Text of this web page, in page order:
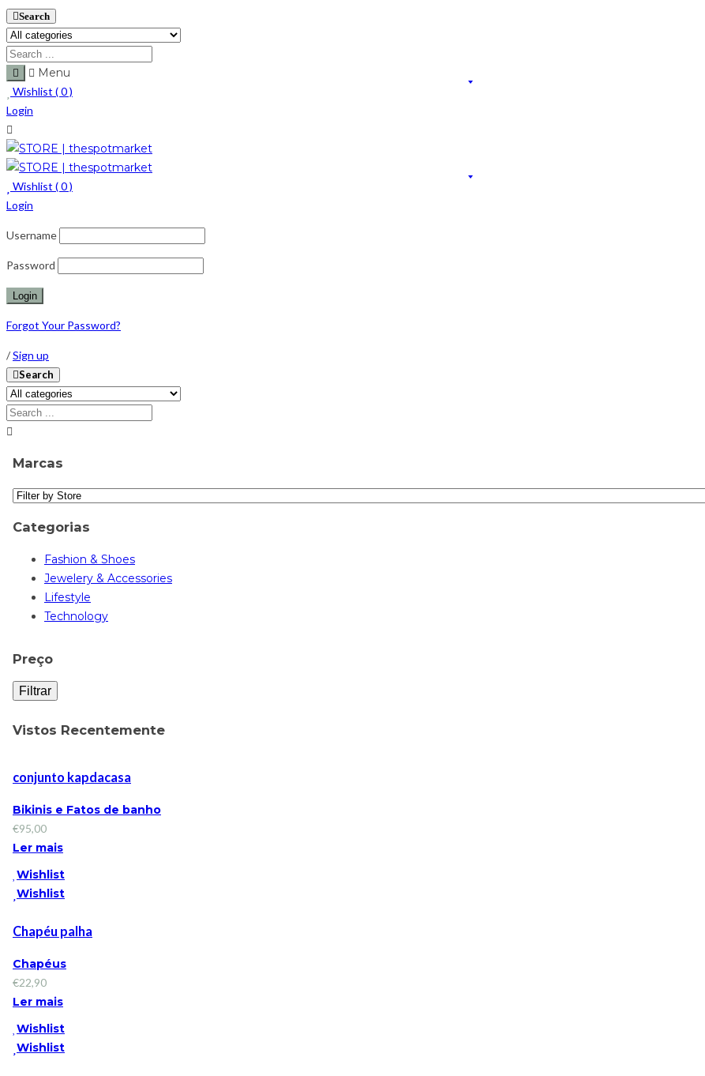
Search
Menu
Wishlist (0)
Login
Wishlist (0)
Login
Username
Password
Forgot Your Password?
/Sign up
Search
Marcas
Categorias
Fashion & Shoes
Jewelery & Accessories
Lifestyle
Technology
Preço
Filtrar
Vistos Recentemente
conjunto kapdacasa
Bikinis e Fatos de banho
€95,00
Ler mais
Wishlist
Wishlist
Chapéu palha
Chapéus
€22,90
Ler mais
Wishlist
Wishlist